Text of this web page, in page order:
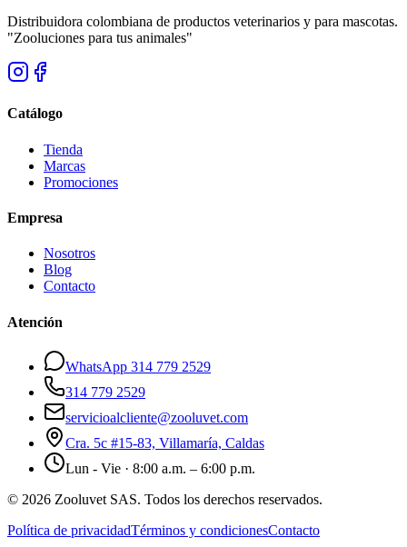
Distribuidora colombiana de productos veterinarios y para mascotas.
"Zooluciones para tus animales"
Catálogo
Tienda
Marcas
Promociones
Empresa
Nosotros
Blog
Contacto
Atención
WhatsApp 314 779 2529
314 779 2529
servicioalcliente@zooluvet.com
Cra. 5c #15-83, Villamaría, Caldas
Lun - Vie · 8:00 a.m. – 6:00 p.m.
© 2026 Zooluvet SAS. Todos los derechos reservados.
Política de privacidadTérminos y condicionesContacto